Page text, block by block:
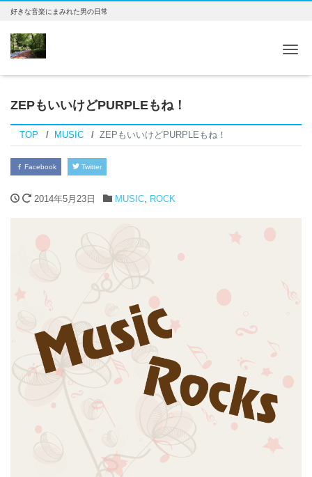
好きな音楽にまみれた男の日常
ZEPもいいけどPURPLEもね！
TOP MUSIC ZEPもいいけどPURPLEもね！
Facebook Twitter
2014年5月23日 MUSIC, ROCK